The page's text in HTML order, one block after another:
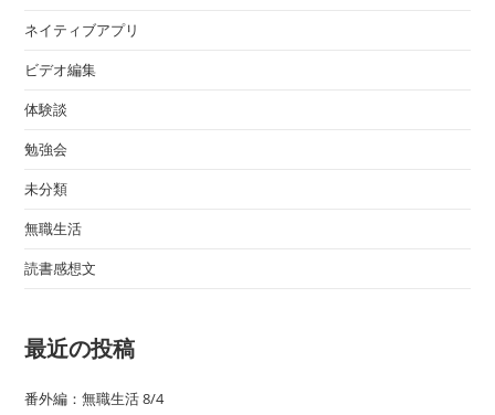
ネイティブアプリ
ビデオ編集
体験談
勉強会
未分類
無職生活
読書感想文
最近の投稿
番外編：無職生活 8/4